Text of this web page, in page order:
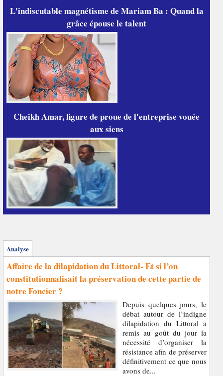
L'indiscutable magnétisme de Mariam Ba : Quand la
grâce épouse le talent
Cheikh Amar, figure de proue de l'entreprise vouée
aux siens
Analyse
Affaire de la dilapidation du Littoral- Et si l’on
constitutionnalisait la préservation de cette partie de
notre Foncier ?
Depuis quelques jours, le
débat autour de l’indigne
dilapidation du Littoral a
remis au goût du jour la
nécessité d’organiser la
résistance afin de préserver
définitivement ce que nous
avons de...